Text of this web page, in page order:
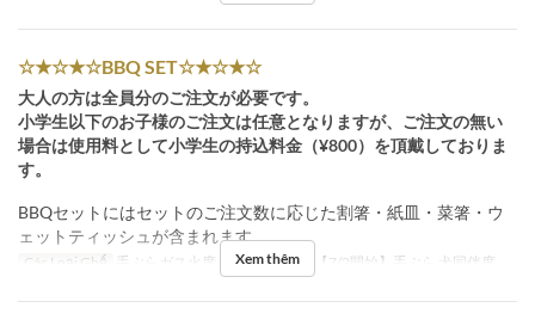
☆★☆★☆BBQ SET☆★☆★☆
大人の方は全員分のご注文が必要です。
小学生以下のお子様のご注文は任意となりますが、ご注文の無い
場合は使用料として小学生の持込料金（¥800）を頂戴しておりま
す。
BBQセットにはセットのご注文数に応じた割箸・紙皿・菜箸・ウ
ェットティッシュが含まれます。
Các Loại Ghế 手ぶらガス火席, 手ぶら七輪席, 【7/2開始】手ぶら 犬同伴席
Xem thêm